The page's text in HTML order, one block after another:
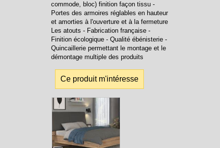
commode, bloc) finition façon tissu -
Portes des armoires réglables en hauteur
et amorties à l'ouverture et à la fermeture
Les atouts - Fabrication française -
Finition écologique - Qualité ébénisterie -
Quincaillerie permettant le montage et le
démontage multiple des produits
Ce produit m'intéresse